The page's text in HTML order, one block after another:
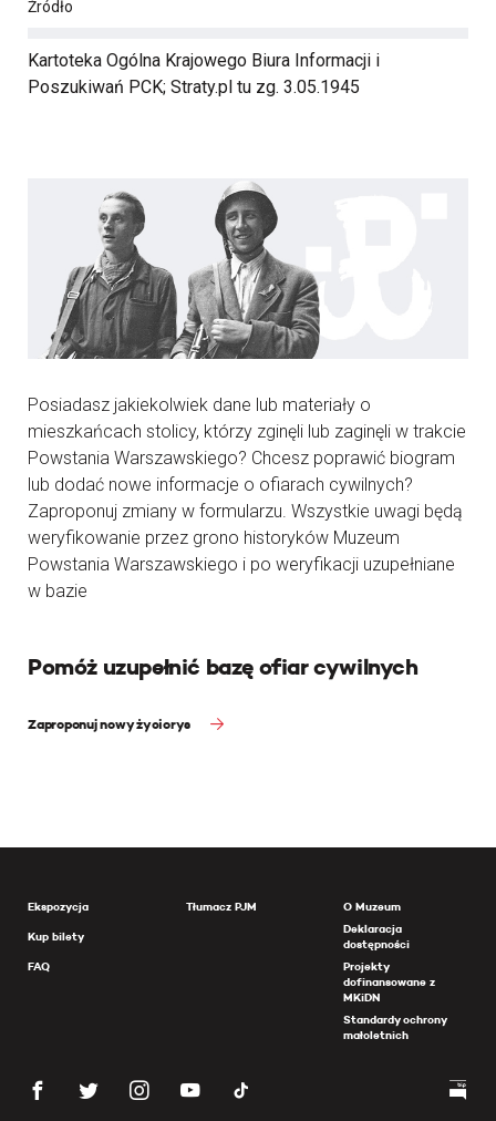
Źródło
Kartoteka Ogólna Krajowego Biura Informacji i
Poszukiwań PCK; Straty.pl tu zg. 3.05.1945
Posiadasz jakiekolwiek dane lub materiały o
mieszkańcach stolicy, którzy zginęli lub zaginęli w trakcie
Powstania Warszawskiego? Chcesz poprawić biogram
lub dodać nowe informacje o ofiarach cywilnych?
Zaproponuj zmiany w formularzu. Wszystkie uwagi będą
weryfikowanie przez grono historyków Muzeum
Powstania Warszawskiego i po weryfikacji uzupełniane
w bazie
Pomóż uzupełnić bazę ofiar cywilnych
Zaproponuj nowy życiorys
Ekspozycja
Kup bilety
FAQ
Tłumacz PJM
O Muzeum
Deklaracja
dostępności
Projekty
dofinansowane z
MKiDN
Standardy ochrony
małoletnich